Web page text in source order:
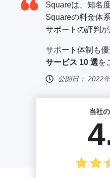
Squareは、知名
Squareの料金体
サポートの評判
サポート体制も
サービス 10 選を
公開日： 2022
当社